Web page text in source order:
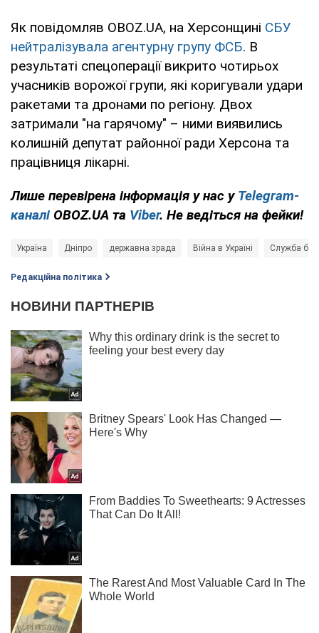
Як повідомляв OBOZ.UA, на Херсонщині СБУ
нейтралізувала агентурну групу ФСБ. В
результаті спецоперації викрито чотирьох
учасників ворожої групи, які коригували удари
ракетами та дронами по регіону. Двох
затримали "на гарячому" – ними виявились
колишній депутат районної ради Херсона та
працівниця лікарні.
Лише перевірена інформація у нас у Telegram-
каналі OBOZ.UA та Viber. Не ведіться на фейки!
Україна Дніпро державна зрада Війна в Україні Служба
Редакційна політика